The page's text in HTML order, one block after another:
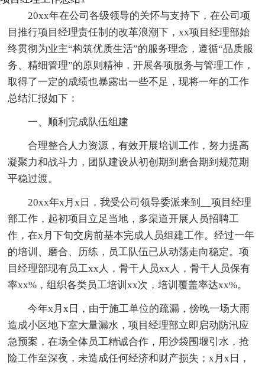
20xx年在公司各级领导的关怀与支持下，在公司项
目推行项目经理责任制的改革浪潮下，xx项目经理部始
终贯彻为业主“构筑优质生活”的服务理念，遵循“品质服
务、精细管理”的原则精神，开展各项服务与管理工作，
取得了一定的成绩也暴露出一些不足，现将一年的工作
总结汇报如下：
一、顺利完成队伍组建
合理整合人力资源，有效开展培训工作，努力提高
凝聚力和战斗力，团队建设从初创期到磨合期到规范期
平稳过渡。
20xx年x月x日，我受公司领导委派来到__项目经理
部工作，起初项目立足当地，多渠道开展人员招聘工
作，在x月下旬交房前基本完成人员组建工作。经过一年
的培训、磨合、历练，员工队伍已从动荡走向稳定。项
目经理部现有员工xx人，骨干人员xx人，骨干人员保有
率xx%，组织各类员工培训xx次，培训覆盖率达xx%。
今年x月x日，由于施工单位的疏漏，傍晚一场大雨
造成小区地下室大量漏水，项目经理部立即启动防汛应
急预案，在场全体员工精诚合作，用沙袋围堰引水，抢
险工作至深夜，未造成任何经济和财产损失；x月x日，